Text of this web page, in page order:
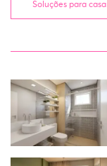
Soluções para casa